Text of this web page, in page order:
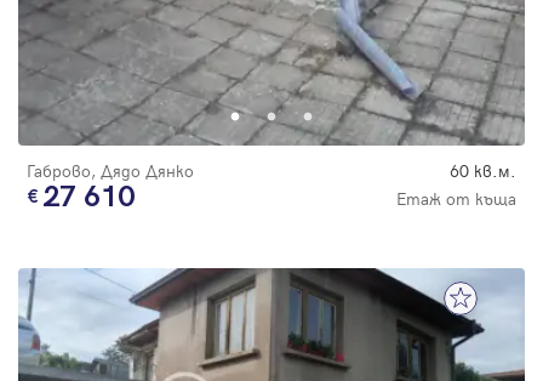
Габрово, Дядо Дянко 60 кв.м.
27 610 Етаж от къща